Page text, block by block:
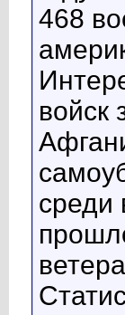
468
войск
среди